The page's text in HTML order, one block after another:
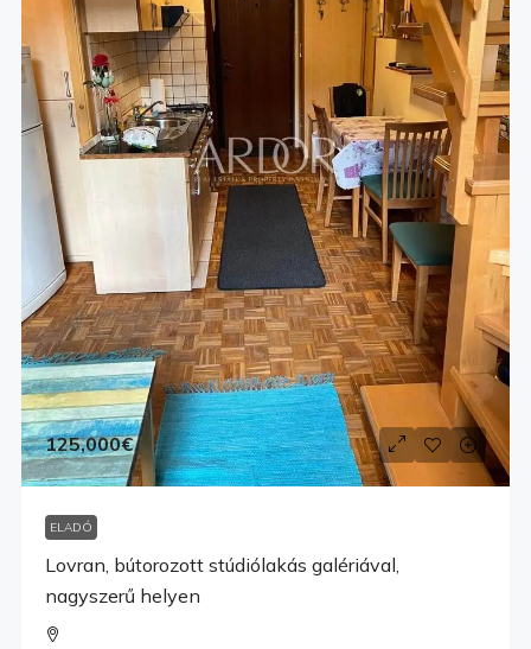
125,000€
ELADÓ
Lovran, bútorozott stúdiólakás galériával,
nagyszerű helyen